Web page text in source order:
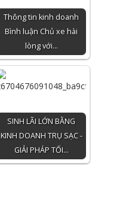
Thông tin kinh doanh
Bình luận Chủ xe hài
lòng với…
SINH LÃI LỚN BẰNG
KINH DOANH TRỤ SẠC -
GIẢI PHÁP TỐI…